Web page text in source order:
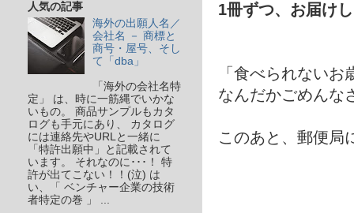
1冊ずつ、お届け
「食べられないお
なんだかごめん
このあと、郵便局
人気の記事
海外の出願人名／
会社名 － 商標と
商号・屋号、そし
て「dba」
「海外の会社名特
定」 は、時に一筋縄でいかな
いもの。 商品サンプルもカタ
ログも手元にあり、 カタログ
には連絡先やURLと一緒に
「特許出願中」と記載されて
います。 それなのに･･･！ 特
許が出てこない！！(泣) は
い、「 ベンチャー企業の技術
者特定の巻 」 ...